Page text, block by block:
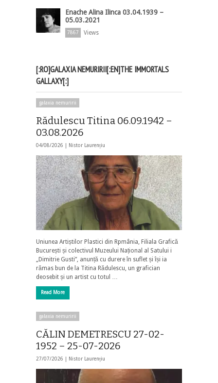
Enache Alina Ilinca 03.04.1939 –
05.03.2021
7867 Views
[:RO]GALAXIA NEMURIRII[:EN]THE IMMORTALS
GALLAXY[:]
galaxia nemuririi
Rădulescu Titina 06.09.1942 –
03.08.2026
04/08/2026 | Nistor Laurențiu
Uniunea Artiștilor Plastici din Rpmânia, Filiala Grafică
București și colectivul Muzeului Național al Satului i
„Dimitrie Gusti”, anunță cu durere în suflet și își ia
rămas bun de la Titina Rădulescu, un grafician
deosebit și un artist cu totul …
Read More
galaxia nemuririi
CĂLIN DEMETRESCU 27-02-
1952 – 25-07-2026
27/07/2026 | Nistor Laurențiu